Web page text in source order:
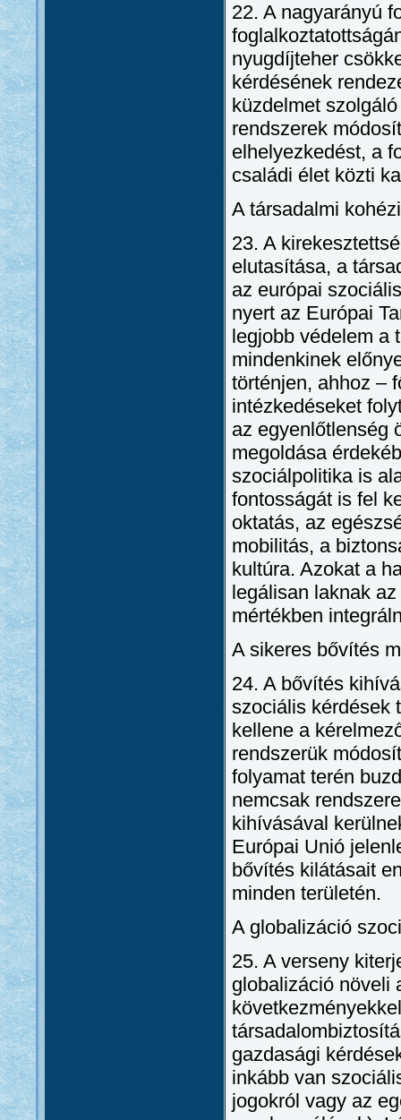
22. A nagyarányú
nyugdíjteher
kérdésének
küzdelmet
rendszerek
elhelyezkedést, a
családi élet közti
A társadalmi
23. A
elutasítása, a
az európai
nyert az Európai
legjobb védelem a
mindenkinek
történjen, ahhoz –
intézkedéseket
az egyenlőtlenség
megoldása
szociálpolitika is
fontosságát is fel
oktatás, az
mobilitás, a
kultúra. Azokat a
legálisan laknak
mértékben
A sikeres bővítés
24. A bővítés
szociális kérdések
kellene a
rendszerük
folyamat terén
nemcsak
kihívásával
Európai Unió
bővítés kilátásait
minden területén.
A globalizáció
25. A verseny
globalizáció növeli
gazdasági
inkább van
jogokról vagy az